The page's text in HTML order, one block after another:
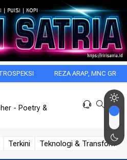
REZA ARAP, MNC GROUP, DAN
- Poetry &
Terkini Teknologi &